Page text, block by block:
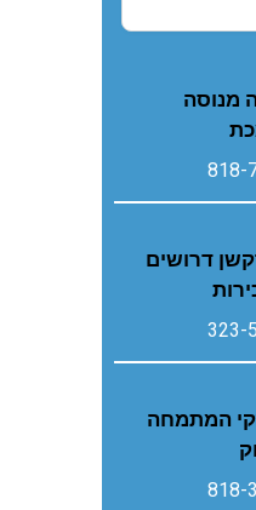
מנוסה
818-
דרושים
323-
המתמחה
818-